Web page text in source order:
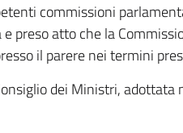
commissioni
e preso atto che la
il parere nei termini
dei Ministri, adottata